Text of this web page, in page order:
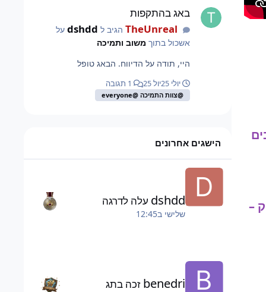
6 סבבים
–
באג בהתקפות
TheUnrealהגיב ל dshddעל
אשכול בתוך משוב ותמיכה
היי, תודה על הדיווח. הבאג טופל
יולי 25 יול 25 1 תגובה
@צוות התמיכה @everyone
הישגים אחרונים
dshdd עלה לדרגה
שלישי ב12:45
benedri זכה בתג